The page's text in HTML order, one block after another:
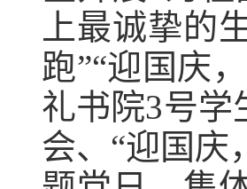
上最诚挚的
跑”“迎国庆
礼书院3号学
会、“迎国庆